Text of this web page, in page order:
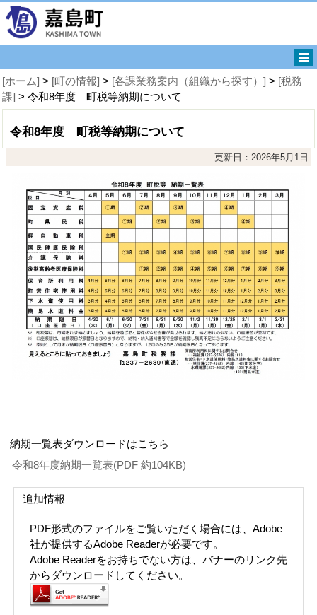
[ホーム] > [町の情報] > [各課業務案内（組織から探す）] > [税務
課] > 令和8年度 町税等納期について
令和8年度 町税等納期について
更新日：2026年5月1日
納期一覧表ダウンロードはこちら
令和8年度納期一覧表(PDF 約104KB)
追加情報
PDF形式のファイルをご覧いただく場合には、Adobe
社が提供するAdobe Readerが必要です。
Adobe Readerをお持ちでない方は、バナーのリンク先
からダウンロードしてください。